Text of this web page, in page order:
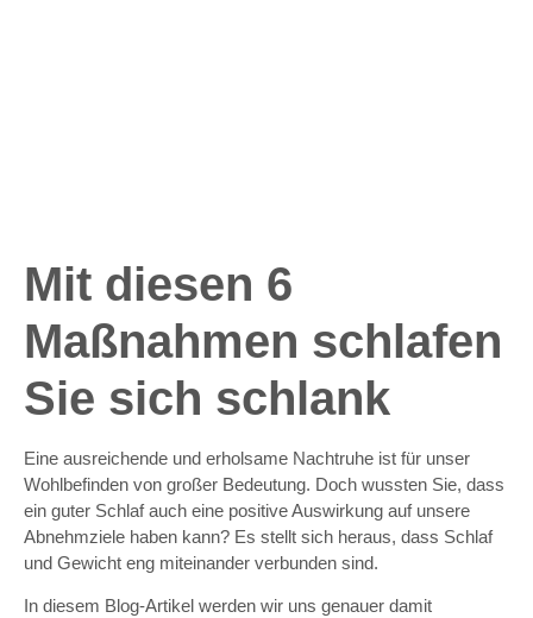
Mit diesen 6
Maßnahmen schlafen
Sie sich schlank
Eine ausreichende und erholsame Nachtruhe ist für unser
Wohlbefinden von großer Bedeutung. Doch wussten Sie, dass
ein guter Schlaf auch eine positive Auswirkung auf unsere
Abnehmziele haben kann? Es stellt sich heraus, dass Schlaf
und Gewicht eng miteinander verbunden sind.
In diesem Blog-Artikel werden wir uns genauer damit